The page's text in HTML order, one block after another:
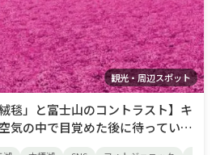
観光・周辺スポット
毯」と富士山のコントラスト】キ
気の中で目覚めた後に待っている